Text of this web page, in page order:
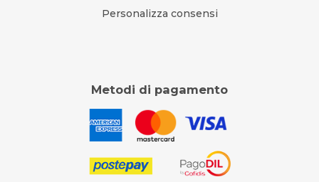
Personalizza consensi
Metodi di pagamento